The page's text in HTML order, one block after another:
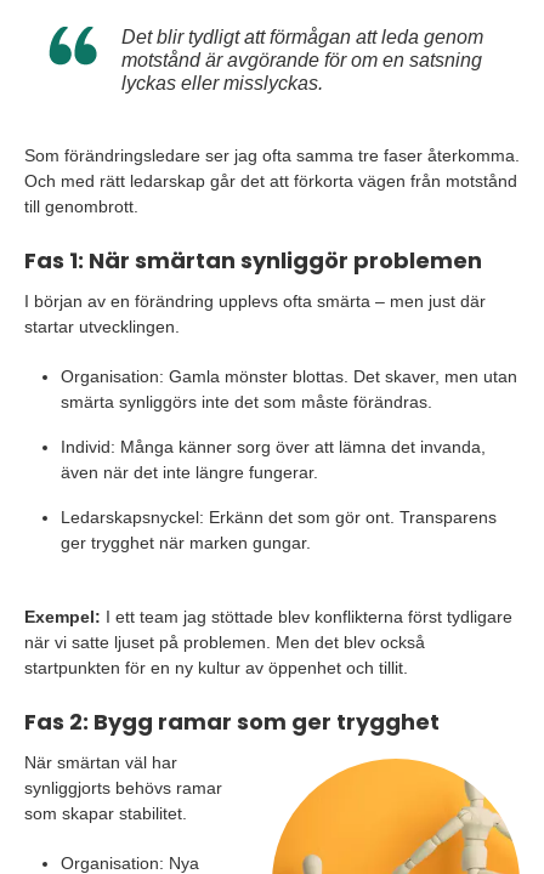
Det blir tydligt att förmågan att leda genom
motstånd är avgörande för om en satsning
lyckas eller misslyckas.
Som förändringsledare ser jag ofta samma tre faser återkomma.
Och med rätt ledarskap går det att förkorta vägen från motstånd
till genombrott.
Fas 1: När smärtan synliggör problemen
I början av en förändring upplevs ofta smärta – men just där
startar utvecklingen.
Organisation: Gamla mönster blottas. Det skaver, men utan
smärta synliggörs inte det som måste förändras.
Individ: Många känner sorg över att lämna det invanda,
även när det inte längre fungerar.
Ledarskapsnyckel: Erkänn det som gör ont. Transparens
ger trygghet när marken gungar.
Exempel: I ett team jag stöttade blev konflikterna först tydligare
när vi satte ljuset på problemen. Men det blev också
startpunkten för en ny kultur av öppenhet och tillit.
Fas 2: Bygg ramar som ger trygghet
När smärtan väl har
synliggjorts behövs ramar
som skapar stabilitet.
Organisation: Nya